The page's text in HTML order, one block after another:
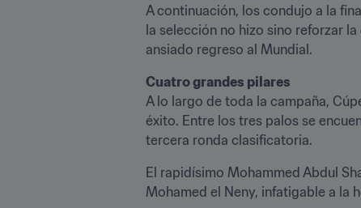
A continuación, los condujo a la
la selección no hizo sino reforzar
ansiado regreso al Mundial.
Cuatro grandes pilares
A lo largo de toda la campaña,
éxito. Entre los tres palos se
tercera ronda clasificatoria.
El rapidísimo Mohammed Abdul
Mohamed el Neny, infatigable a la